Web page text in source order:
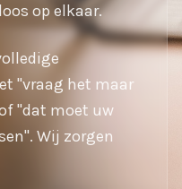
op elkaar.
"vraag het maar
"dat moet uw
Wij zorgen